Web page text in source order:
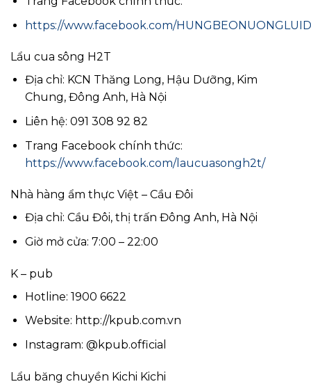
https://www.facebook.com/
Lẩu cua sông H2T
Địa chỉ: KCN Thăng Long, Hậu Dưỡng, Kim
Chung, Đông Anh, Hà Nội
Liên hệ: 091 308 92 82
Trang Facebook chính thức:
https://www.facebook.com/laucuasongh2t/
Nhà hàng ẩm thực Việt – Cầu Đôi
Địa chỉ: Cầu Đôi, thị trấn Đông Anh, Hà Nội
Giờ mở cửa: 7:00 – 22:00
K – pub
Hotline: 1900 6622
Website: http://kpub.com.vn
Instagram: @kpub.official
Lẩu băng chuyền Kichi Kichi